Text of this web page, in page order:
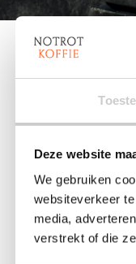
Deze website
We gebruiken
websiteverkeer
media,
verstrekt of die